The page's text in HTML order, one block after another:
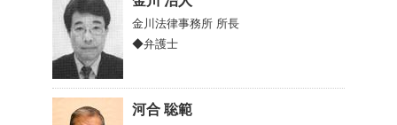
金川法律事務所 所長
◆弁護士
河合 聡範